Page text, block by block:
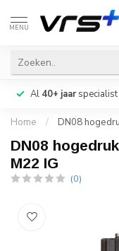
MENU
Al 40+ jaarspecialist
Home / DN08
DN08
M22 IG
(0)